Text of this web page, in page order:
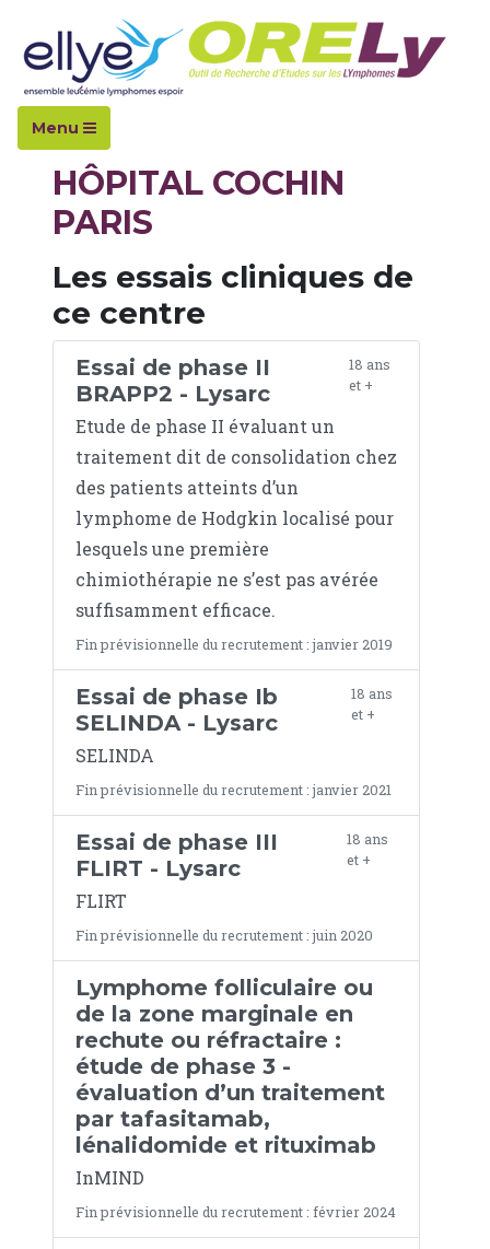
Menu
Accueil
HÔPITAL COCHIN
PARIS
Les essais cliniques de
ce centre
Essai de phase II
BRAPP2 - Lysarc
18 ans
et +
Etude de phase II évaluant un
traitement dit de consolidation chez
des patients atteints d’un
lymphome de Hodgkin localisé pour
lesquels une première
chimiothérapie ne s’est pas avérée
suffisamment efficace.
Fin prévisionnelle du recrutement : janvier 2019
Essai de phase Ib
SELINDA - Lysarc
18 ans
et +
SELINDA
Fin prévisionnelle du recrutement : janvier 2021
Essai de phase III
FLIRT - Lysarc
18 ans
et +
FLIRT
Fin prévisionnelle du recrutement : juin 2020
Lymphome folliculaire ou
de la zone marginale en
rechute ou réfractaire :
étude de phase 3 -
évaluation d’un traitement
par tafasitamab,
lénalidomide et rituximab
InMIND
Fin prévisionnelle du recrutement : février 2024